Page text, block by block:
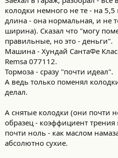
колодки немного не те - на
длина - она нормальная, и не
ширина). Сказал что "могу
правильные, но это - деньги".
Машина - Хундай СантаФе
Remsa 077112.
Тормоза - сразу "почти идеал".
А ведь только поменял
делал.
А снятые колодки (они почти
образец - коэффициент
почти ноль - как маслом
абсолютно сухие.